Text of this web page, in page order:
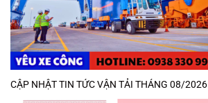
CẬP NHẬT TIN TỨC VẬN TẢI THÁNG 08/2026